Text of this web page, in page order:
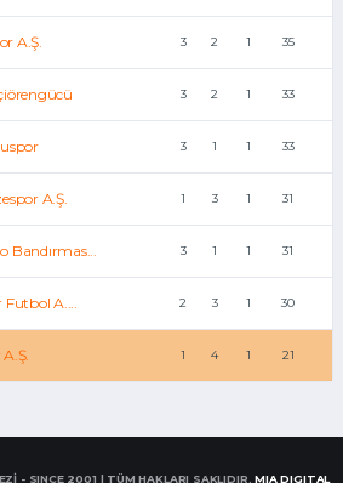
A.Ş. 3 2 1 35
3 2 1 33
3 1 1 33
A.Ş. 1 3 1 31
Bandırmas... 3 1 1 31
A.... 2 3 1 30
1 4 1 21
- SINCE 2001 | TÜM HAKLARI SAKLIDIR.MIA DIGITAL